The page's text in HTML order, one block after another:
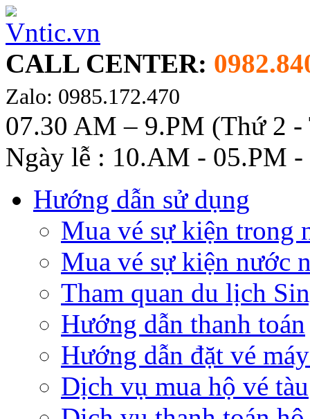
CALL CENTER:
Zalo: 0985.172.470
07.30 AM – 9.PM (Thứ 2 -
Ngày lễ : 10.AM - 05.PM -
Hướng dẫn sử dụng
Mua vé sự kiện trong
Mua vé sự kiện nước
Tham quan du lịch
Hướng dẫn thanh toán
Hướng dẫn đặt vé
Dịch vụ mua hộ vé tàu